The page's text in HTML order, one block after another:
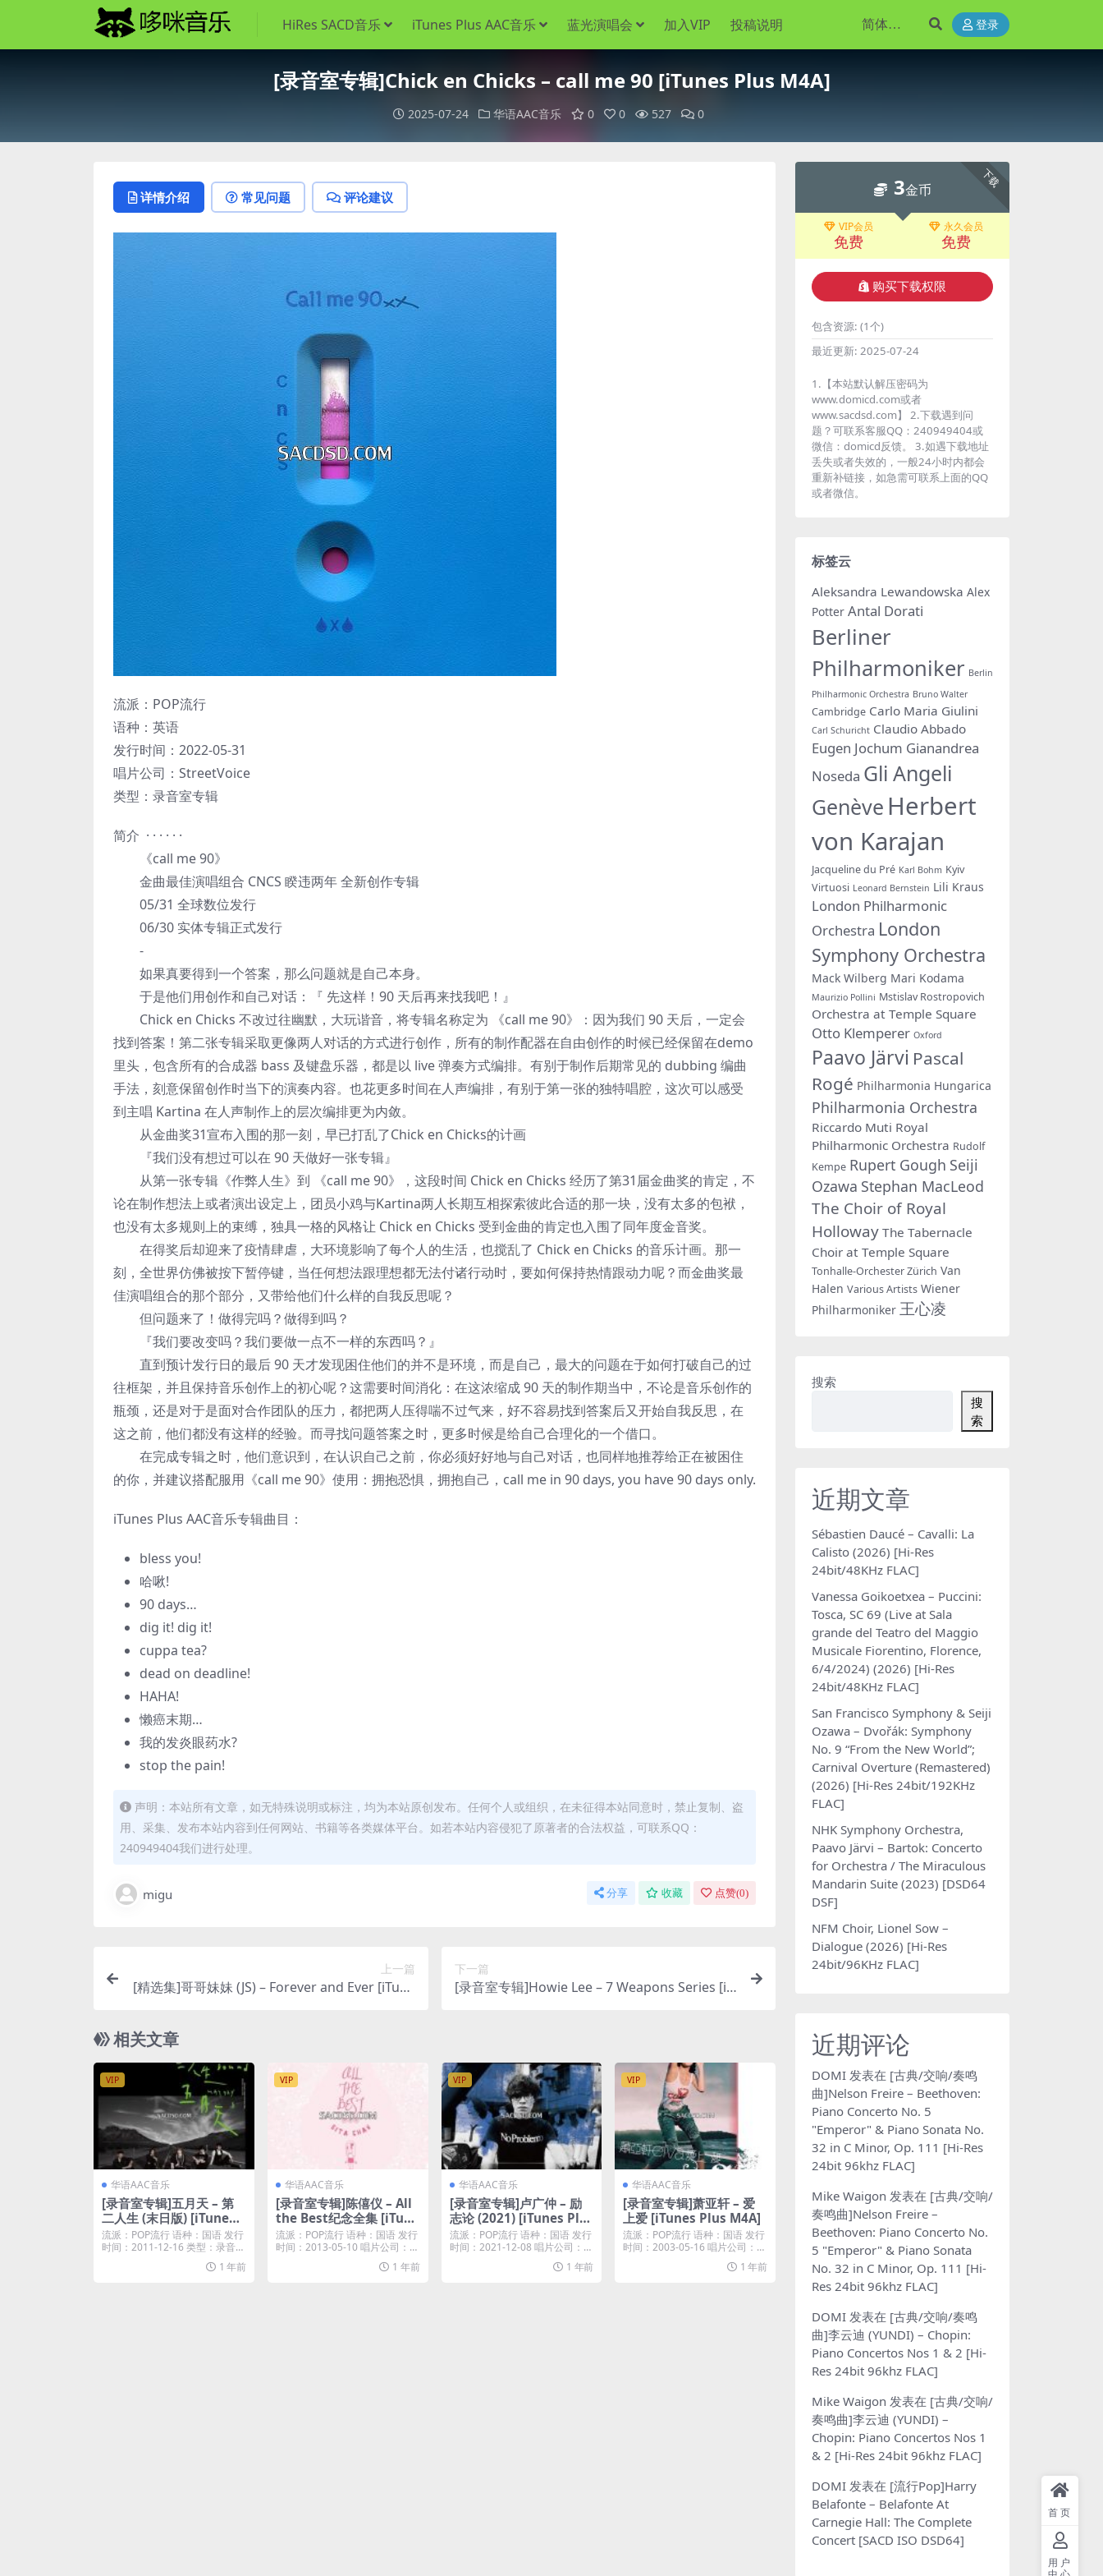
HiRes SACD音乐 iTunes Plus AAC音乐 蓝光演唱会 加入VIP 投稿说明 登录
[录音室专辑]Chick en Chicks – call me 90 [iTunes Plus M4A]
2025-07-24 华语AAC音乐 0 0 527 0
详情介绍 常见问题 评论建议
流派：POP流行
语种：英语
发行时间：2022-05-31
唱片公司：StreetVoice
类型：录音室专辑
简介 · · · · · ·
《call me 90》
金曲最佳演唱组合 CNCS 睽违两年 全新创作专辑
05/31 全球数位发行
06/30 实体专辑正式发行
-
如果真要得到一个答案，那么问题就是自己本身。
于是他们用创作和自己对话：『 先这样！90 天后再来找我吧！』
Chick en Chicks 不改过往幽默，大玩谐音，将专辑名称定为 《call me 90》：因为我们 90 天后，一定会
找到答案！第二张专辑采取更像两人对话的方式进行创作，所有的制作配器在自由创作的时候已经保留在demo
里头，包含所有的合成器 bass 及键盘乐器，都是以 live 弹奏方式编排。有别于制作后期常见的 dubbing 编曲
手法，刻意保留创作时当下的演奏内容。也花更多时间在人声编排，有别于第一张的独特唱腔，这次可以感受
到主唱 Kartina 在人声制作上的层次编排更为内敛。
从金曲奖31宣布入围的那一刻，早已打乱了Chick en Chicks的计画
『我们没有想过可以在 90 天做好一张专辑』
从第一张专辑《作弊人生》到 《call me 90》，这段时间 Chick en Chicks 经历了第31届金曲奖的肯定，不
论在制作想法上或者演出设定上，团员小鸡与Kartina两人长期互相探索彼此合适的那一块，没有太多的包袱，
也没有太多规则上的束缚，独具一格的风格让 Chick en Chicks 受到金曲的肯定也入围了同年度金音奖。
在得奖后却迎来了疫情肆虐，大环境影响了每个人的生活，也搅乱了 Chick en Chicks 的音乐计画。那一
刻，全世界仿佛被按下暂停键，当任何想法跟理想都无法付诸行动时，要如何保持热情跟动力呢？而金曲奖最
佳演唱组合的那个部分，又带给他们什么样的自我反思呢？
但问题来了！做得完吗？做得到吗？
『我们要改变吗？我们要做一点不一样的东西吗？』
直到预计发行日的最后 90 天才发现困住他们的并不是环境，而是自己，最大的问题在于如何打破自己的过
往框架，并且保持音乐创作上的初心呢？这需要时间消化：在这浓缩成 90 天的制作期当中，不论是音乐创作的
瓶颈，还是对于是面对合作团队的压力，都把两人压得喘不过气来，好不容易找到答案后又开始自我反思，在
这之前，他们都没有这样的经验。而寻找问题答案之时，更多时候是给自己合理化的一个借口。
在完成专辑之时，他们意识到，在认识自己之前，你必须好好地与自己对话，也同样地推荐给正在被困住
的你，并建议搭配服用《call me 90》使用：拥抱恐惧，拥抱自己，call me in 90 days, you have 90 days only.
iTunes Plus AAC音乐专辑曲目：
bless you!
哈啾!
90 days…
dig it! dig it!
cuppa tea?
dead on deadline!
HAHA!
懒癌末期…
我的发炎眼药水?
stop the pain!
声明：本站所有文章，如无特殊说明或标注，均为本站原创发布。任何个人或组织，在未征得本站同意时，禁止复制、盗
用、采集、发布本站内容到任何网站、书籍等各类媒体平台。如若本站内容侵犯了原著者的合法权益，可联系QQ：
240949404我们进行处理。
migu 分享 收藏 点赞(0)
上一篇
[精选集]哥哥妹妹 (JS) – Forever and Ever [iTune
下一篇
[录音室专辑]Howie Lee – 7 Weapons Series [iT
相关文章
VIP
华语AAC音乐
[录音室专辑]五月天 – 第
二人生 (末日版) [iTunes
Plus M4A]
流派：POP流行 语种：国语 发行
时间：2011-12-16 类型：录音室
1 年前
VIP
华语AAC音乐
[录音室专辑]陈僖仪 – All
the Best纪念全集 [iTune
s Plus M4A]
流派：POP流行 语种：国语 发行
时间：2013-05-10 唱片公司：太
1 年前
VIP
华语AAC音乐
[录音室专辑]卢广仲 – 励
志论 (2021) [iTunes Plu
s M4A]
流派：POP流行 语种：国语 发行
时间：2021-12-08 唱片公司：索
1 年前
VIP
华语AAC音乐
[录音室专辑]萧亚轩 – 爱
上爱 [iTunes Plus M4A]
流派：POP流行 语种：国语 发行
时间：2003-05-16 唱片公司：金
1 年前
下载
3金币
VIP会员
免费
永久会员
免费
购买下载权限
包含资源: (1个)
最近更新: 2025-07-24
1.【本站默认解压密码为
www.domicd.com或者
www.sacdsd.com】 2.下载遇到问
题？可联系客服QQ：240949404或
微信：domicd反馈。 3.如遇下载地址
丢失或者失效的，一般24小时内都会
重新补链接，如急需可联系上面的QQ
或者微信。
标签云
Aleksandra Lewandowska Alex
Potter Antal Dorati
Berliner
Philharmoniker Berlin
Philharmonic Orchestra Bruno Walter
Cambridge Carlo Maria Giulini
Carl Schuricht Claudio Abbado
Eugen Jochum Gianandrea
Noseda Gli Angeli
Genève Herbert
von Karajan
Jacqueline du Pré Karl Bohm Kyiv
Virtuosi Leonard Bernstein Lili Kraus
London Philharmonic
Orchestra London
Symphony Orchestra
Mack Wilberg Mari Kodama
Maurizio Pollini Mstislav Rostropovich
Orchestra at Temple Square
Otto Klemperer Oxford
Paavo Järvi Pascal
Rogé Philharmonia Hungarica
Philharmonia Orchestra
Riccardo Muti Royal
Philharmonic Orchestra Rudolf
Kempe Rupert Gough Seiji
Ozawa Stephan MacLeod
The Choir of Royal
Holloway The Tabernacle
Choir at Temple Square
Tonhalle-Orchester Zürich Van
Halen Various Artists Wiener
Philharmoniker 王心凌
搜索
搜
索
近期文章
Sébastien Daucé – Cavalli: La
Calisto (2026) [Hi-Res
24bit/48KHz FLAC]
Vanessa Goikoetxea – Puccini:
Tosca, SC 69 (Live at Sala
grande del Teatro del Maggio
Musicale Fiorentino, Florence,
6/4/2024) (2026) [Hi-Res
24bit/48KHz FLAC]
San Francisco Symphony & Seiji
Ozawa – Dvořák: Symphony
No. 9 “From the New World”;
Carnival Overture (Remastered)
(2026) [Hi-Res 24bit/192KHz
FLAC]
NHK Symphony Orchestra,
Paavo Järvi – Bartok: Concerto
for Orchestra / The Miraculous
Mandarin Suite (2023) [DSD64
DSF]
NFM Choir, Lionel Sow –
Dialogue (2026) [Hi-Res
24bit/96KHz FLAC]
近期评论
DOMI 发表在 [古典/交响/奏鸣
曲]Nelson Freire – Beethoven:
Piano Concerto No. 5
"Emperor" & Piano Sonata No.
32 in C Minor, Op. 111 [Hi-Res
24bit 96khz FLAC]
Mike Waigon 发表在 [古典/交响/
奏鸣曲]Nelson Freire –
Beethoven: Piano Concerto No.
5 "Emperor" & Piano Sonata
No. 32 in C Minor, Op. 111 [Hi-
Res 24bit 96khz FLAC]
DOMI 发表在 [古典/交响/奏鸣
曲]李云迪 (YUNDI) – Chopin:
Piano Concertos Nos 1 & 2 [Hi-
Res 24bit 96khz FLAC]
Mike Waigon 发表在 [古典/交响/
奏鸣曲]李云迪 (YUNDI) –
Chopin: Piano Concertos Nos 1
& 2 [Hi-Res 24bit 96khz FLAC]
DOMI 发表在 [流行Pop]Harry
Belafonte – Belafonte At
Carnegie Hall: The Complete
Concert [SACD ISO DSD64]
首页
用户